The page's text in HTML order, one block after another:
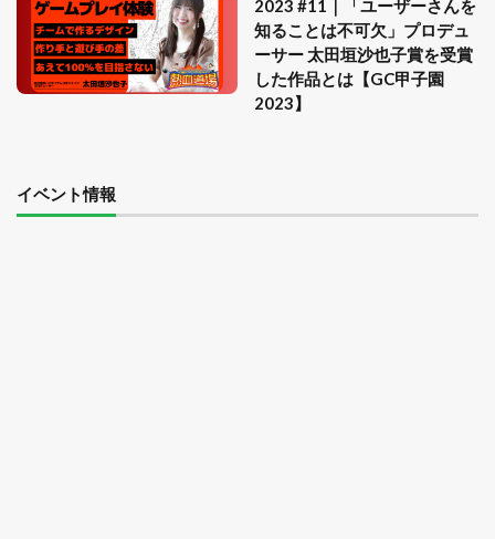
2023 #11｜「ユーザーさんを
知ることは不可欠」プロデュ
ーサー 太田垣沙也子賞を受賞
した作品とは【GC甲子園
2023】
イベント情報